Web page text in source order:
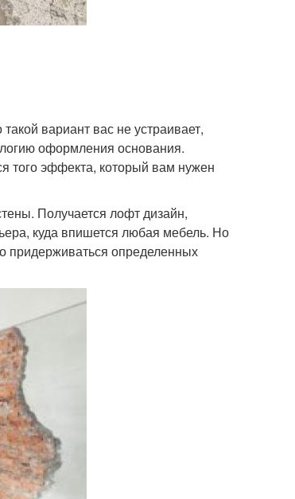
вариант вас не устраивает,
оформления основания.
того эффекта, который вам нужен
Получается лофт дизайн,
куда впишется любая мебель. Но
придерживаться определенных